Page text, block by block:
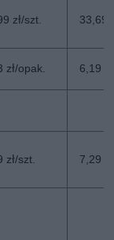
zł/szt. 33,69
zł/opak. 6,19
zł/szt. 7,29